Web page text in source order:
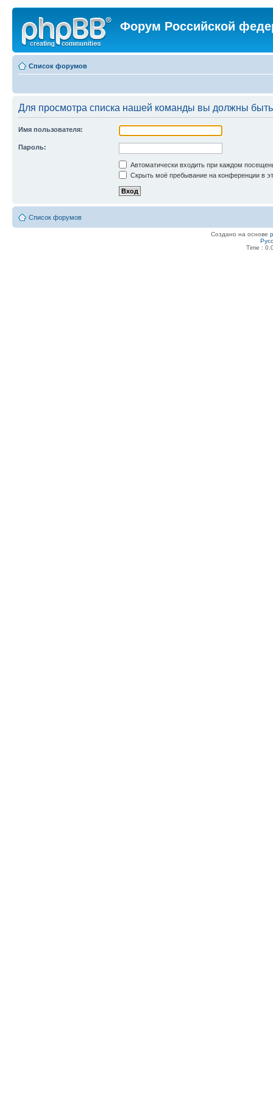
Форум Российской
Список форумов
Для просмотра списка нашей команды вы должны
Имя пользователя:
Пароль:
Автоматически входить при каждом
Скрыть моё пребывание на конференции в
Список форумов
Создано на основе
Time :